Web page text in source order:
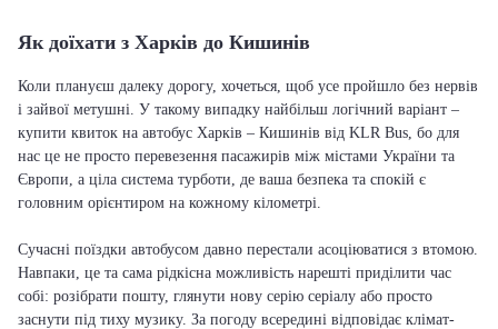
Як доїхати з Харків до Кишинів
Коли плануєш далеку дорогу, хочеться, щоб усе пройшло без нервів
і зайвої метушні. У такому випадку найбільш логічний варіант –
купити квиток на автобус Харків – Кишинів від KLR Bus, бо для
нас це не просто перевезення пасажирів між містами України та
Європи, а ціла система турботи, де ваша безпека та спокій є
головним орієнтиром на кожному кілометрі.
Сучасні поїздки автобусом давно перестали асоціюватися з втомою.
Навпаки, це та сама рідкісна можливість нарешті приділити час
собі: розібрати пошту, глянути нову серію серіалу або просто
заснути під тиху музику. За погоду всередині відповідає клімат-